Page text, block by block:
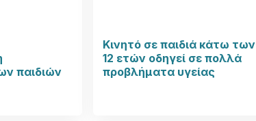
παιδιών
Κινητό σε παιδιά κάτω των
12 ετών οδηγεί σε πολλά
προβλήματα υγείας